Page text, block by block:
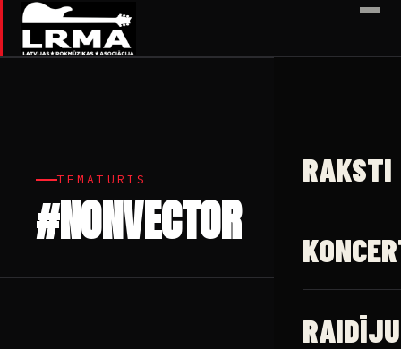
✕
RAKSTI
TĒMATURIS
#NONVECTOR